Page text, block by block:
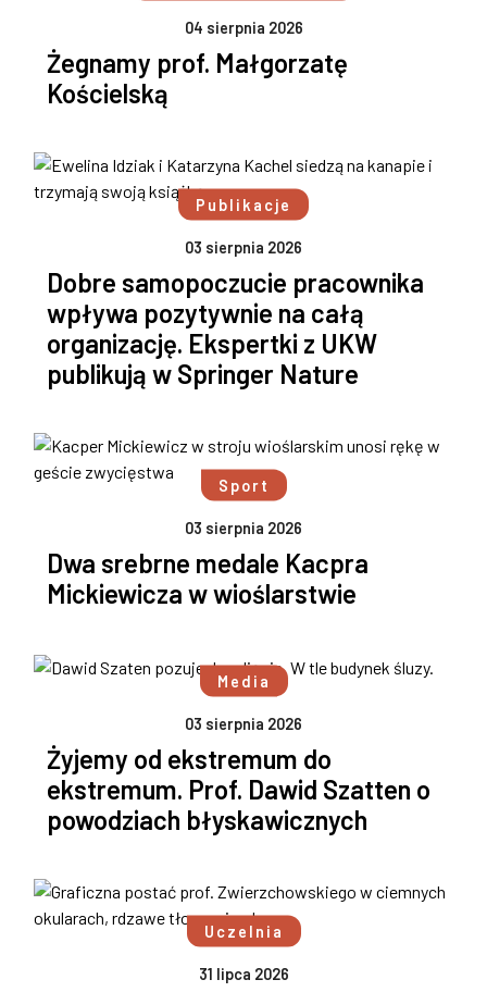
04 sierpnia 2026
Żegnamy prof. Małgorzatę
Kościelską
Publikacje
03 sierpnia 2026
Dobre samopoczucie pracownika
wpływa pozytywnie na całą
organizację. Ekspertki z UKW
publikują w Springer Nature
Sport
03 sierpnia 2026
Dwa srebrne medale Kacpra
Mickiewicza w wioślarstwie
Media
03 sierpnia 2026
Żyjemy od ekstremum do
ekstremum. Prof. Dawid Szatten o
powodziach błyskawicznych
Uczelnia
31 lipca 2026